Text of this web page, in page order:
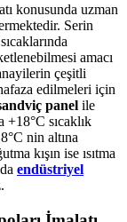
konusunda uzman
Serin
amacı
çeşitli
edilmeleri için
panel ile
sıcaklık
nin altına
kışın ise ısıtma
endüstriyel